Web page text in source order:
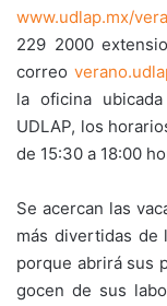
www.udlap.mx/
229 2000
correo
la oficina
UDLAP, los
de 15:30 a 18:00
Se acercan las
más divertidas de
porque abrirá sus
gocen de sus